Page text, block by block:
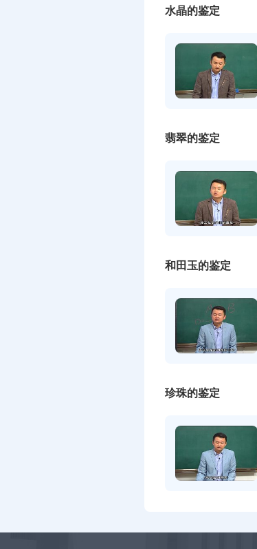
水晶的鉴定
翡翠的鉴定
和田玉的鉴定
珍珠的鉴定